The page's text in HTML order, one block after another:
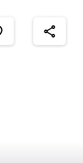
share